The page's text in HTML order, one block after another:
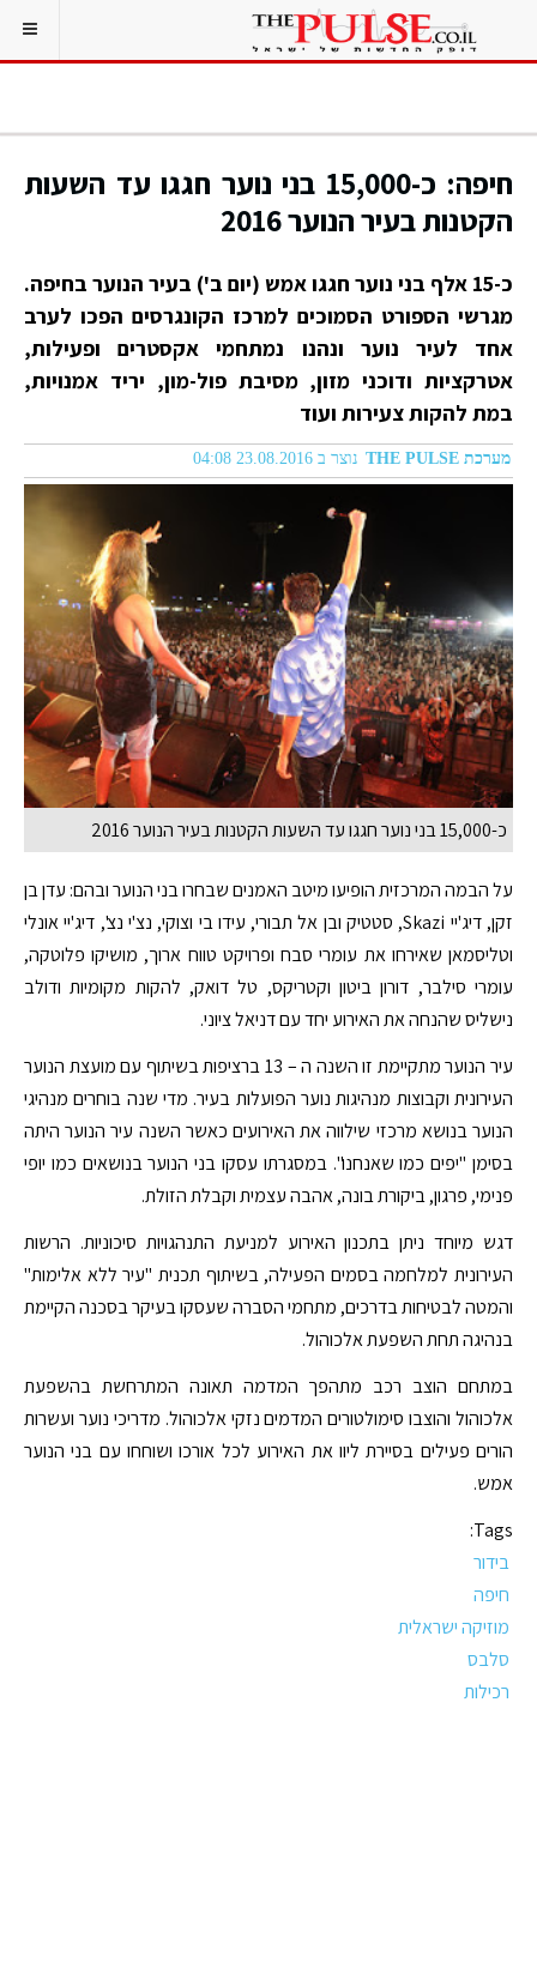
חיפה: כ-15,000 בני נוער חגגו עד השעות
הקטנות בעיר הנוער 2016
כ-15 אלף בני נוער חגגו אמש (יום ב') בעיר הנוער בחיפה.
מגרשי הספורט הסמוכים למרכז הקונגרסים הפכו לערב
אחד לעיר נוער ונהנו נמתחמי אקסטרים ופעילות,
אטרקציות ודוכני מזון, מסיבת פול-מון, יריד אמנויות,
במת להקות צעירות ועוד
מערכת THE PULSE נוצר ב 23.08.2016 04:08
כ-15,000 בני נוער חגגו עד השעות הקטנות בעיר הנוער 2016
על הבמה המרכזית הופיעו מיטב האמנים שבחרו בני הנוער ובהם: עדן בן
זקן, דיג'יי Skazi, סטטיק ובן אל תבורי, עידו בי וצוקי, נצ'י נצ', דיג'יי אונלי
וטליסמאן שאירחו את עומרי סבח ופרויקט טווח ארוך, מושיקו פלוטקה,
עומרי סילבר, דורון ביטון וקטריקס, טל דואק, להקות מקומיות ודולב
נישליס שהנחה את האירוע יחד עם דניאל ציוני.
עיר הנוער מתקיימת זו השנה ה – 13 ברציפות בשיתוף עם מועצת הנוער
העירונית וקבוצות מנהיגות נוער הפועלות בעיר. מדי שנה בוחרים מנהיגי
הנוער בנושא מרכזי שילווה את האירועים כאשר השנה עיר הנוער היתה
בסימן "יפים כמו שאנחנו". במסגרתו עסקו בני הנוער בנושאים כמו יופי
פנימי, פרגון, ביקורת בונה, אהבה עצמית וקבלת הזולת.
דגש מיוחד ניתן בתכנון האירוע למניעת התנהגויות סיכוניות. הרשות
העירונית למלחמה בסמים הפעילה, בשיתוף תכנית "עיר ללא אלימות"
והמטה לבטיחות בדרכים, מתחמי הסברה שעסקו בעיקר בסכנה הקיימת
בנהיגה תחת השפעת אלכוהול.
במתחם הוצב רכב מתהפך המדמה תאונה המתרחשת בהשפעת
אלכוהול והוצבו סימולטורים המדמים נזקי אלכוהול. מדריכי נוער ועשרות
הורים פעילים בסיירת ליוו את האירוע לכל אורכו ושוחחו עם בני הנוער
אמש.
Tags:
בידור
חיפה
מוזיקה ישראלית
סלבס
רכילות